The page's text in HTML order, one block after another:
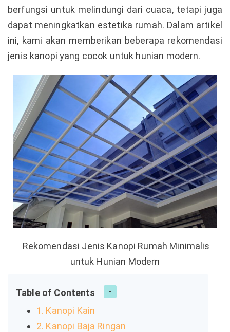
berfungsi untuk melindungi dari cuaca, tetapi juga
dapat meningkatkan estetika rumah. Dalam artikel
ini, kami akan memberikan beberapa rekomendasi
jenis kanopi yang cocok untuk hunian modern.
Rekomendasi Jenis Kanopi Rumah Minimalis
untuk Hunian Modern
Table of Contents
1. Kanopi Kain
2. Kanopi Baja Ringan